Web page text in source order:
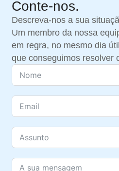
Conte-nos.
Descreva-nos a sua
Um membro da nossa
em regra, no mesmo dia
que conseguimos resolver